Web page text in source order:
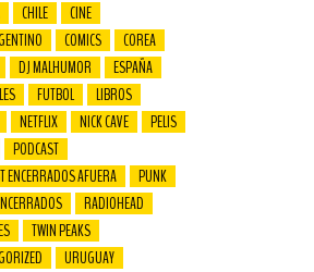
CHILE
CINE
COMICS
COREA
DJ MALHUMOR
ESPAÑA
FUTBOL
LIBROS
NETFLIX NICK CAVE
PELIS
PODCAST
ENCERRADOS AFUERA
PUNK
RADIOHEAD
TWIN PEAKS
URUGUAY